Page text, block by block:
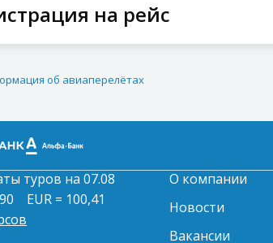
на рейс
об авиаперелётах
туров на 07.08
EUR = 100,41
О компании
Новости
Вакансии